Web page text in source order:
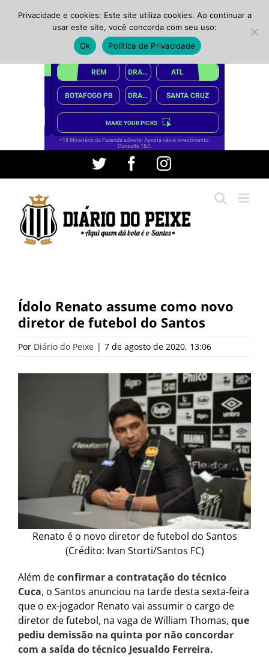
conteúdo
Twitter FacebookInstagram
Ídolo Renato assume como novo
diretor de futebol do Santos
Por Diário do Peixe | 7 de agosto de 2020, 13:06
Renato é o novo diretor de futebol do Santos
(Crédito: Ivan Storti/Santos FC)
Além deconfirmar a contratação do técnico
Cuca, o Santos anunciou na tarde desta sexta-feira
que o ex-jogador Renato vai assumir o cargo de
diretor de futebol, na vaga de William Thomas, que
pediu demissão na quinta por não concordar
com a saída do técnico Jesualdo Ferreira.
Privacidade e cookies: Este site utiliza cookies. Ao continuar a
usar este site, você concorda com seu uso:
Ok
Política de Privacidade